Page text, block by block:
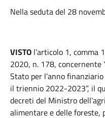
Nella seduta del 28
VISTO l’articolo 1, comma
2020, n. 178, concernente
Stato per l’anno
il triennio 2022-2023”, il
decreti del Ministro
alimentare e delle foreste,